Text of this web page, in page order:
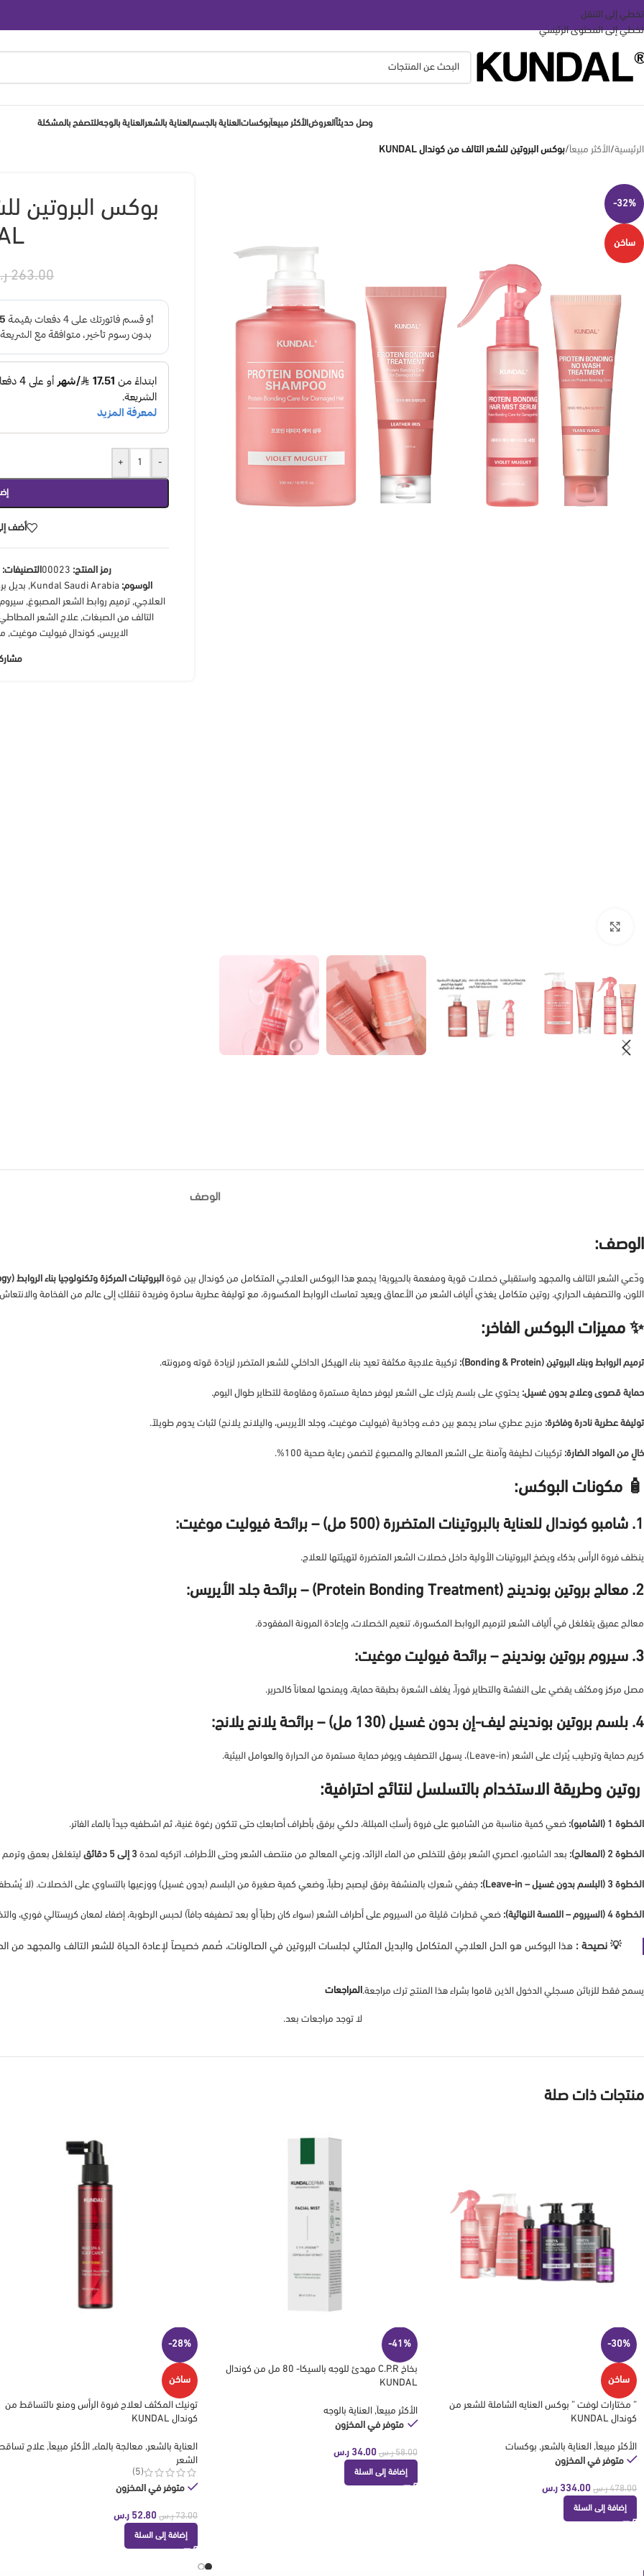
تخطي إلى التنقل
تخطي إلى المحتوى الرئيسي
وصل حديثاً العروض الأكثر مبيعاَبوكسات العناية بالجسم العناية بالشعر العناية بالوجهللتصفح بالمشكلة
الرئيسية/الأكثر مبيعاَ/بوكس البروتين للشعر التالف من كوندال KUNDAL
-32%
ساخن
بوكس البروتين
263.00
-
+
أضف
رمز المنتج: 00023التصنيفات:
الوسوم: Kundal Saudi Arabia
, بديل
العلاجي, ترميم روابط الشعر المصبوغ,
التالف من الصبغات, علاج الشعر
الايريس, كوندال فيوليت موغيت,
الوصف
الوصف:
ودّعي الشعر التالف والمجهد واستقبلي خصلات قوية ومفعمة بالحيوية! يجمع هذا البوكس العلاجي المتكامل من كوندال بين قوة البروتينات المركزة وتكنولوجيا بناء الروابط (Bonding Technology)
اللون، والتصفيف الحراري. روتين متكامل يغذي ألياف الشعر من الأعماق ويعيد تماسك الروابط المكسورة، مع توليفة عطرية ساحرة وفريدة تنقلكِ إلى عالم من الفخامة
✨ مميزات البوكس الفاخر:
ترميم الروابط وبناء البروتين (Bonding & Protein): تركيبة علاجية مكثفة تعيد بناء الهيكل الداخلي للشعر المتضرر لزيادة قوته ومرونته.
حماية قصوى وعلاج بدون غسيل: يحتوي على بلسم يترك على الشعر ليوفر حماية مستمرة ومقاومة للتطاير طوال اليوم.
توليفة عطرية نادرة وفاخرة: مزيج عطري ساحر يجمع بين دفء وجاذبية (فيوليت موغيت، وجلد الأيريس، واليلانج يلانج) لثبات يدوم طويلاً.
خالٍ من المواد الضارة: تركيبات لطيفة وآمنة على الشعر المعالج والمصبوغ لتضمن رعاية صحية 100%.
🧴 مكونات البوكس:
1. شامبو كوندال للعناية بالبروتينات المتضررة (500 مل) – برائحة فيوليت موغيت:
ينظف فروة الرأس بذكاء ويضخ البروتينات الأولية داخل خصلات الشعر المتضررة لتهيئتها للعلاج.
2. معالج بروتين بوندينج (Protein Bonding Treatment) – برائحة جلد الأيريس:
معالج عميق يتغلغل في ألياف الشعر لترميم الروابط المكسورة، تنعيم الخصلات، وإعادة المرونة المفقودة.
3. سيروم بروتين بوندينج – برائحة فيوليت موغيت:
مصل مركز ومكثف يقضي على النفشة والتطاير فوراً، يغلف الشعرة بطبقة حماية، ويمنحها لمعاناً كالحرير.
4. بلسم بروتين بوندينج ليف-إن بدون غسيل (130 مل) – برائحة يلانج يلانج:
كريم حماية وترطيب يُترك على الشعر (Leave-in)، يسهل التصفيف ويوفر حماية مستمرة من الحرارة والعوامل البيئية.
روتين وطريقة الاستخدام بالتسلسل لنتائج احترافية:
الخطوة 1 (الشامبو): ضعي كمية مناسبة من الشامبو على فروة رأسكِ المبللة، دلكي برفق بأطراف أصابعكِ حتى تتكون رغوة غنية، ثم اشطفيه جيداً بالماء الفاتر.
الخطوة 2 (المعالج): بعد الشامبو، اعصري الشعر برفق للتخلص من الماء الزائد، وزعي المعالج من منتصف الشعر وحتى الأطراف. اتركيه لمدة 3 إلى 5 دقائق ليتغلغل بعمق وترمم
الخطوة 3 (البلسم بدون غسيل – Leave-in): جففي شعركِ بالمنشفة برفق ليصبح رطباً، وضعي كمية صغيرة من البلسم (بدون غسيل) ووزعيها بالتساوي على الخصلات. (لا
الخطوة 4 (السيروم – اللمسة النهائية): ضعي قطرات قليلة من السيروم على أطراف الشعر (سواء كان رطباً أو بعد تصفيفه جافاً) لحبس الرطوبة، إضفاء لمعان كريستالي فوري،
💡 نصيحة : هذا البوكس هو الحل العلاجي المتكامل والبديل المثالي لجلسات البروتين في الصالونات، صُمم خصيصاً لإعادة الحياة للشعر التالف والمجهد من
المراجعات
لا توجد مراجعات بعد.
يسمح فقط للزبائن مسجلي الدخول الذين قاموا بشراء هذا المنتج ترك مراجعة.
منتجات ذات صلة
-30%
ساخن
” مختارات لوفت ” بوكس العنايه الشاملة للشعر من
كوندال KUNDAL
الأكثر مبيعاَ, العناية بالشعر, بوكسات
متوفر في المخزون
478.00 ر.س 334.00 ر.س
إضافة إلى السلة
-41%
بخاخ C.P.R مهدئ للوجه بالسيكا- 80 مل من كوندال
KUNDAL
الأكثر مبيعاَ, العناية بالوجه
متوفر في المخزون
58.00 ر.س 34.00 ر.س
إضافة إلى السلة
-28%
ساخن
تونيك المكثف لعلاج فروة الرأس ومنع ىالتساقط من
كوندال KUNDAL
العناية بالشعر, معالجة بالماء, الأكثر مبيعاَ, علاج
الشعر
(5)
متوفر في المخزون
73.00 ر.س 52.80 ر.س
إضافة إلى السلة